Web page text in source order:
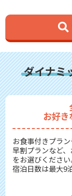
ダイナミ
お好き
お食事付きプラ
早割プランなど
をお選びください
宿泊日数は最大9